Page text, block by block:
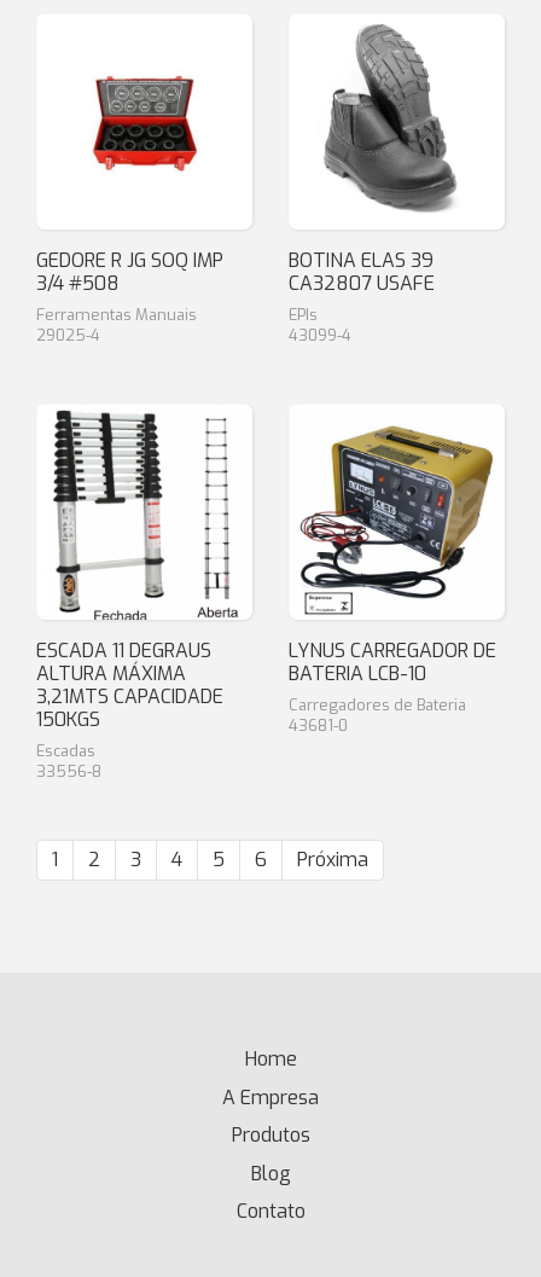
GEDORE R JG SOQ IMP
3/4 #508
Ferramentas Manuais
29025-4
BOTINA ELAS 39
CA32807 USAFE
EPIs
43099-4
ESCADA 11 DEGRAUS
ALTURA MÁXIMA
3,21MTS CAPACIDADE
150KGS
Escadas
33556-8
LYNUS CARREGADOR DE
BATERIA LCB-10
Carregadores de Bateria
43681-0
1 2 3 4 5 6 Próxima
Home
A Empresa
Produtos
Blog
Contato